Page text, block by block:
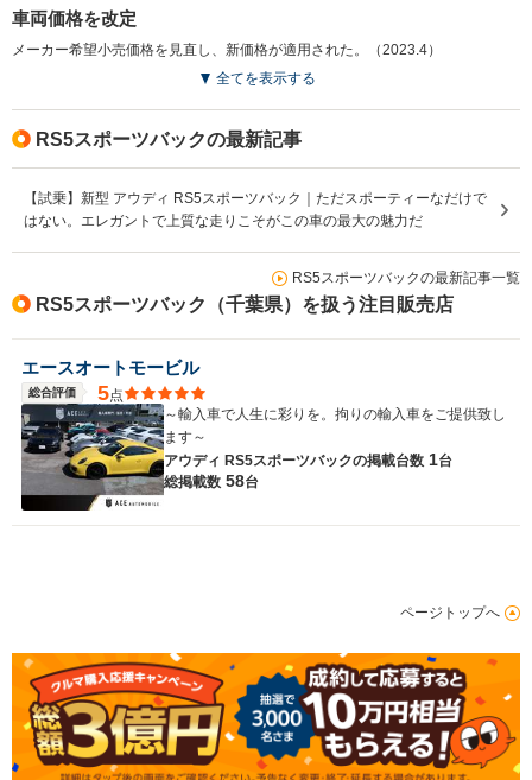
車両価格を改定
メーカー希望小売価格を見直し、新価格が適用された。（2023.4）
全てを表示する
RS5スポーツバックの最新記事
【試乗】新型 アウディ RS5スポーツバック｜ただスポーティーなだけで
はない。エレガントで上質な走りこそがこの車の最大の魅力だ
RS5スポーツバックの最新記事一覧
RS5スポーツバック（千葉県）を扱う注目販売店
エースオートモービル
総合評価 5点
～輸入車で人生に彩りを。拘りの輸入車をご提供致し
ます～
アウディ RS5スポーツバックの掲載台数 1台
総掲載数 58台
ページトップへ